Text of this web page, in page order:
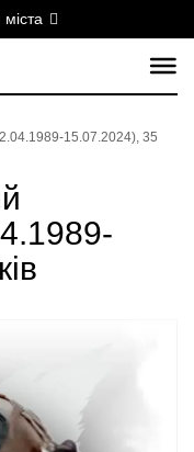
15.07.2024), 35